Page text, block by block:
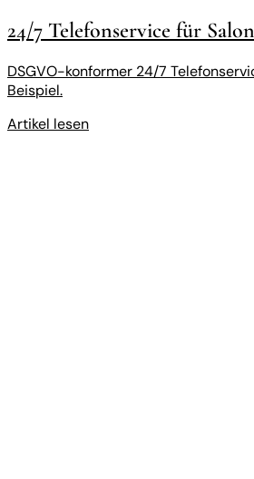
24/7 Telefonservice für
DSGVO-konformer 24/7
Beispiel.
Artikel lesen